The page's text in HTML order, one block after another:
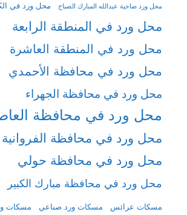
محل ورد ضاحية عبدالله المبارك الصباح محل ورد في
محل ورد في المنطقة الرابعة
محل ورد في المنطقة العاشرة
محل ورد في محافظة الأحمدي
محل ورد في محافظة الجهراء
محل ورد في محافظة
محل ورد في محافظة الفروانية
محل ورد في محافظة حولي
محل ورد في محافظة مبارك الكبير
مسكات عرائس مسكات ورد صناعي مسكات